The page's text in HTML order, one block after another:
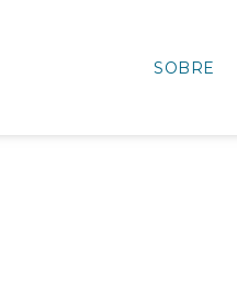
SOBRE